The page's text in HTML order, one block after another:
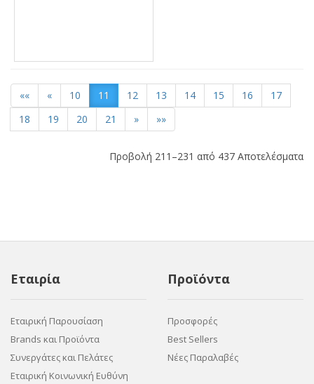
«« « 10 11 12 13 14 15 16
17
18
19 20 21 » »»
Προβολή 211–231 από 437 Αποτελέσματα
Εταιρία
Εταιρική Παρουσίαση
Brands και Προϊόντα
Συνεργάτες και Πελάτες
Εταιρική Κοινωνική Ευθύνη
Προϊόντα
Προσφορές
Best Sellers
Νέες Παραλαβές